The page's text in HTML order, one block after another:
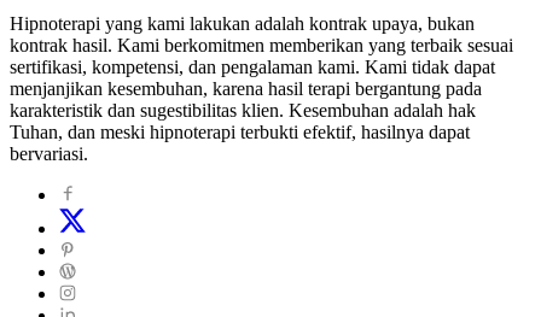
Hipnoterapi yang kami lakukan adalah kontrak upaya, bukan
kontrak hasil. Kami berkomitmen memberikan yang terbaik sesuai
sertifikasi, kompetensi, dan pengalaman kami. Kami tidak dapat
menjanjikan kesembuhan, karena hasil terapi bergantung pada
karakteristik dan sugestibilitas klien. Kesembuhan adalah hak
Tuhan, dan meski hipnoterapi terbukti efektif, hasilnya dapat
bervariasi.